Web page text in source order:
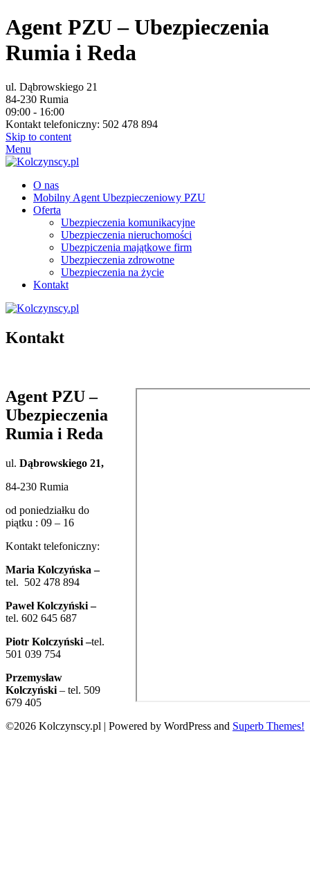
Agent PZU – Ubezpieczenia
Rumia i Reda
ul. Dąbrowskiego 21
84-230 Rumia
09:00 - 16:00
Kontakt telefoniczny: 502 478 894
Skip to content
Menu
O nas
Mobilny Agent Ubezpieczeniowy PZU
Oferta
Ubezpieczenia komunikacyjne
Ubezpieczenia nieruchomości
Ubezpiczenia majątkowe firm
Ubezpieczenia zdrowotne
Ubezpieczenia na życie
Kontakt
Kontakt
Agent PZU –
Ubezpieczenia
Rumia i Reda
ul. Dąbrowskiego 21,
84-230 Rumia
od poniedziałku do
piątku : 09 – 16
Kontakt telefoniczny:
Maria Kolczyńska –
tel. 502 478 894
Paweł Kolczyński –
tel. 602 645 687
Piotr Kolczyński –tel.
501 039 754
Przemysław
Kolczyński – tel. 509
679 405
©2026 Kolczynscy.pl | Powered by WordPress and Superb Themes!